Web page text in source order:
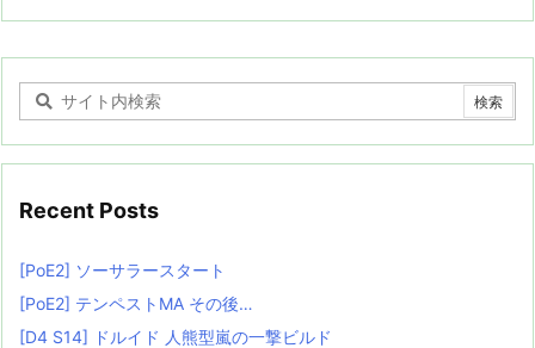
Recent Posts
[PoE2] ソーサラースタート
[PoE2] テンペストMA その後…
[D4 S14] ドルイド 人熊型嵐の一撃ビルド